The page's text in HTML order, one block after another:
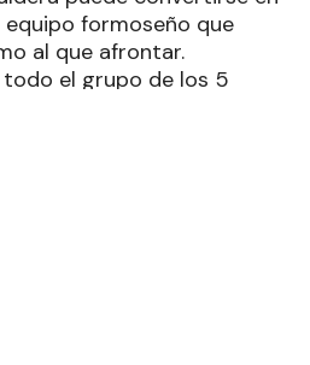
formoseño que
al que afrontar.
el grupo de los 5